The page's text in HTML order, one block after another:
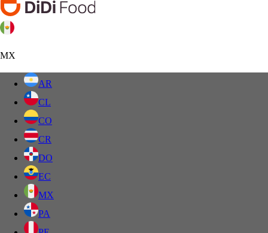
MX
AR
CL
CO
CR
DO
EC
MX
PA